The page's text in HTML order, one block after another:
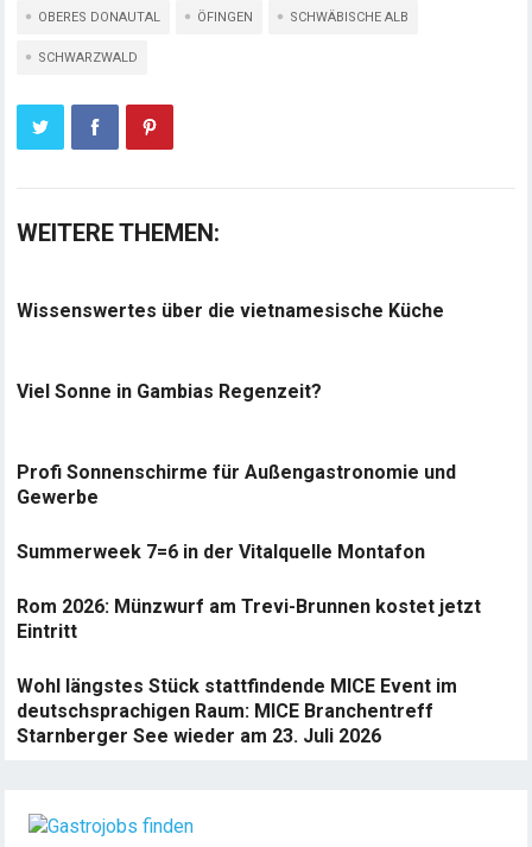
OBERES DONAUTAL ÖFINGEN SCHWÄBISCHE ALB
SCHWARZWALD
WEITERE THEMEN:
Wissenswertes über die vietnamesische Küche
Viel Sonne in Gambias Regenzeit?
Profi Sonnenschirme für Außengastronomie und
Gewerbe
Summerweek 7=6 in der Vitalquelle Montafon
Rom 2026: Münzwurf am Trevi-Brunnen kostet jetzt
Eintritt
Wohl längstes Stück stattfindende MICE Event im
deutschsprachigen Raum: MICE Branchentreff
Starnberger See wieder am 23. Juli 2026